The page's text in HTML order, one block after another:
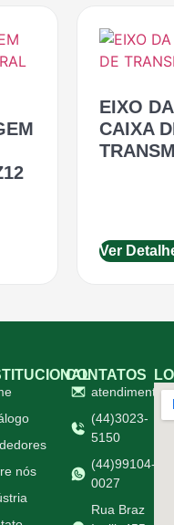
EIXO DA
CAIXA
Ver
nós
CONTATOS
(44)3023-
5150
(44)99104-
0027
Rua Braz